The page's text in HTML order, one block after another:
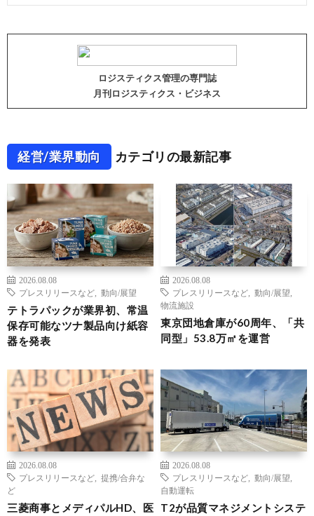
ロジスティクス管理の専門誌
月刊ロジスティクス・ビジネス
経営/業界動向 カテゴリの最新記事
2026.08.08
プレスリリースなど
動向/展望
テトラパックが業界初、常温
保存可能なツナ製品向け紙容
器を発表
2026.08.08
プレスリリースなど
動向/展望
物流施設
東京団地倉庫が60周年、「共
同型」53.8万㎡を運営
2026.08.08
プレスリリースなど
提携/合弁な
ど
三菱商事とメディパルHD、医
2026.08.08
プレスリリースなど
動向/展望
自動運転
T2が品質マネジメントシステ